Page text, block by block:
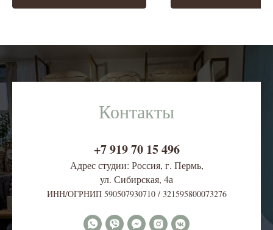
Контакты
+7 919 70 15 496
Адрес студии: Россия, г. Пермь,
ул. Сибирская, 4а
ИНН/ОГРНИП 590507930710 / 321595800073276